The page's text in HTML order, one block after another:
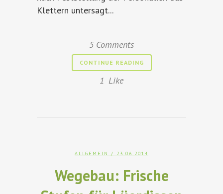
Klettern untersagt...
5 Comments
CONTINUE READING
1 Like
ALLGEMEIN / 23.06.2014
Wegebau: Frische